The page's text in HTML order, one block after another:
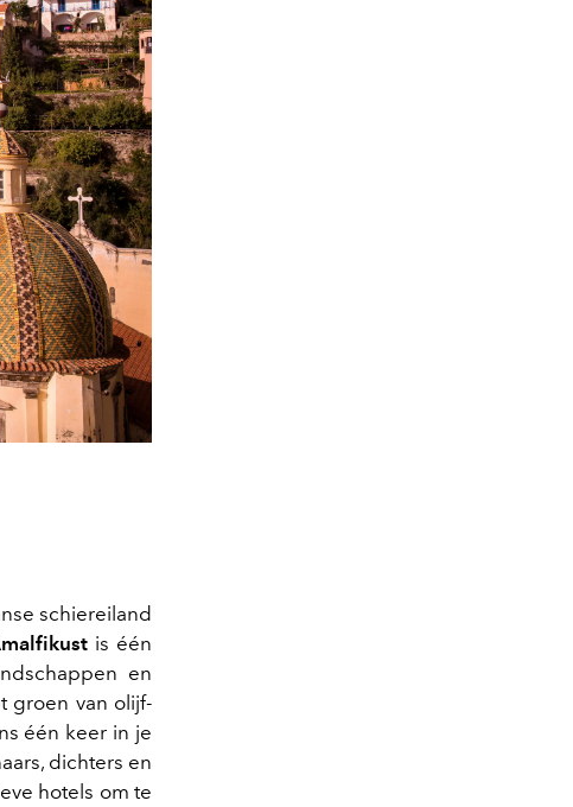
schiereiland
is één
en
groen van olijf-
één keer in je
dichters en
hotels om te